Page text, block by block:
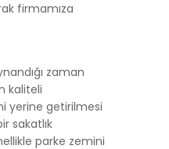
firmamıza
zaman
kaliteli
yerine getirilmesi
sakatlık
parke zemini